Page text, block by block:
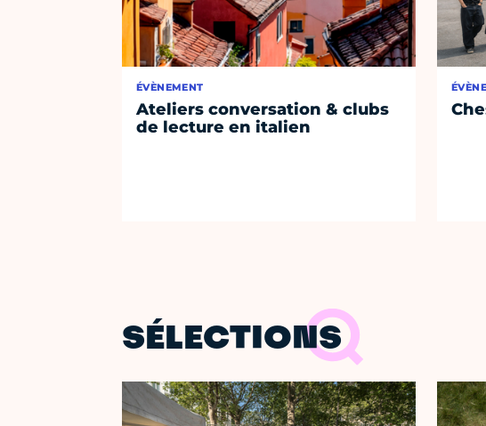
ÉVÈNEMENT
Ateliers conversation & clubs
de lecture en italien
SÉLECTIONS